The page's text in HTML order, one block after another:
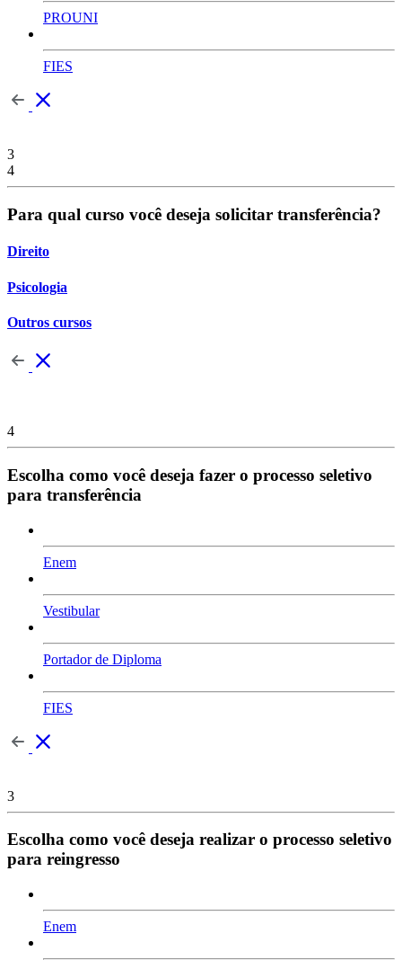
PROUNI
FIES
3
4
Para qual curso você deseja solicitar transferência?
Direito
Psicologia
Outros cursos
4
Escolha como você deseja fazer o processo seletivo
para transferência
Enem
Vestibular
Portador de Diploma
FIES
3
Escolha como você deseja realizar o processo seletivo
para reingresso
Enem